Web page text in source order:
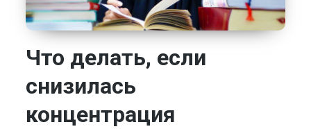
Что делать, если
снизилась
концентрация